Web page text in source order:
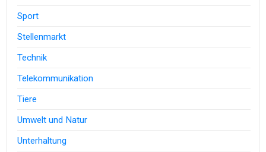
Sport
Stellenmarkt
Technik
Telekommunikation
Tiere
Umwelt und Natur
Unterhaltung